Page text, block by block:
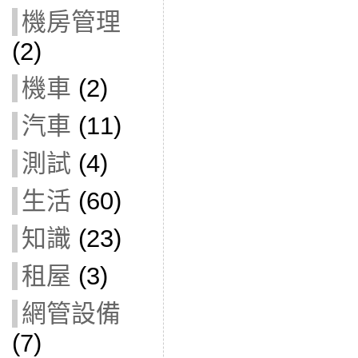
機房管理
(2)
機車 (2)
汽車 (11)
測試 (4)
生活 (60)
知識 (23)
租屋 (3)
網管設備
(7)